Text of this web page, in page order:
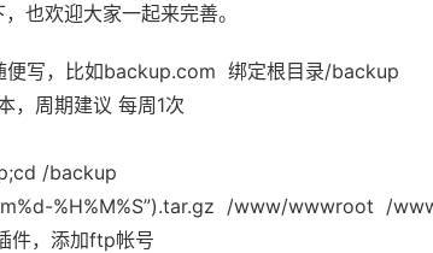
也欢迎大家一起来完善。
便写，比如backup.com 绑定根目录/backup
，周期建议 每周1次
/backup
%H%M%S”).tar.gz /www/wwwroot /
件，添加ftp帐号